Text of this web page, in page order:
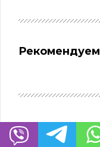
Рекомендуем